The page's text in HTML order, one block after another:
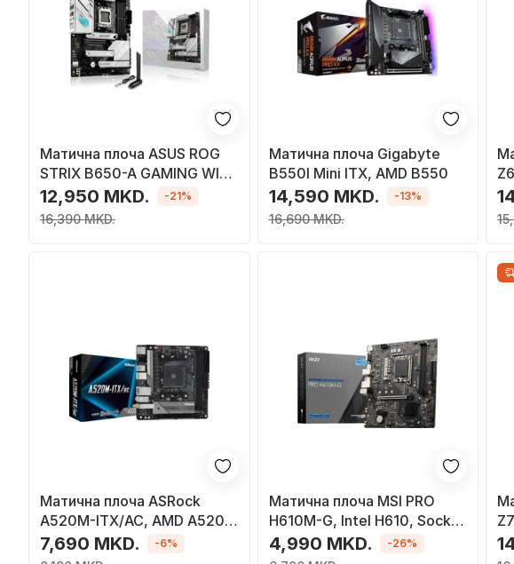
Матична плоча ASUS ROG
STRIX B650-A GAMING WIFI
- AMD B650
12,950 MKD.
16,390 MKD.
-21%
Матична плоча Gigabyte
B550I Mini ITX, AMD B550
14,590 MKD.
16,690 MKD.
-13%
Матична плоча ASRock
A520M-ITX/AC, AMD A520,
Socket AM4, 2 слотови,
Bluetooth / Wi-Fi 5, Mini ITX
7,690 MKD. -6%
Матична плоча MSI PRO
H610M-G, Intel H610, Socket
1700, 2 слотови, Micro ATX
4,990 MKD. -26%